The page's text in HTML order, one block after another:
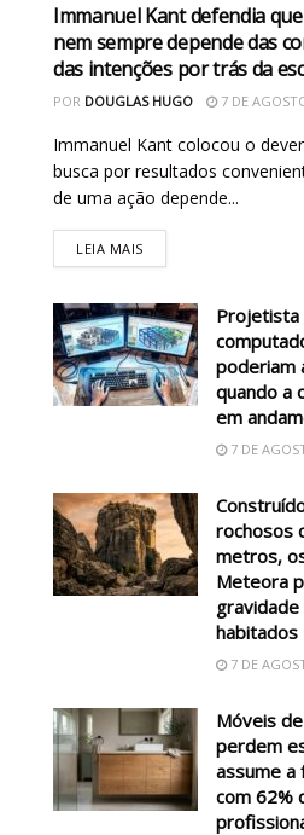
Immanuel Kant defendia
nem sempre depende das
das intenções por trás da
POR DOUGLAS HUGO 7 DE
Immanuel Kant colocou o
busca por resultados
de uma ação depende...
LEIA MAIS
Projetista
poderiam
quando a
em
7 DE
rochosos
metros,
Meteora
gravidade
habitados
7 DE
Móveis
perdem
assume
com 62%